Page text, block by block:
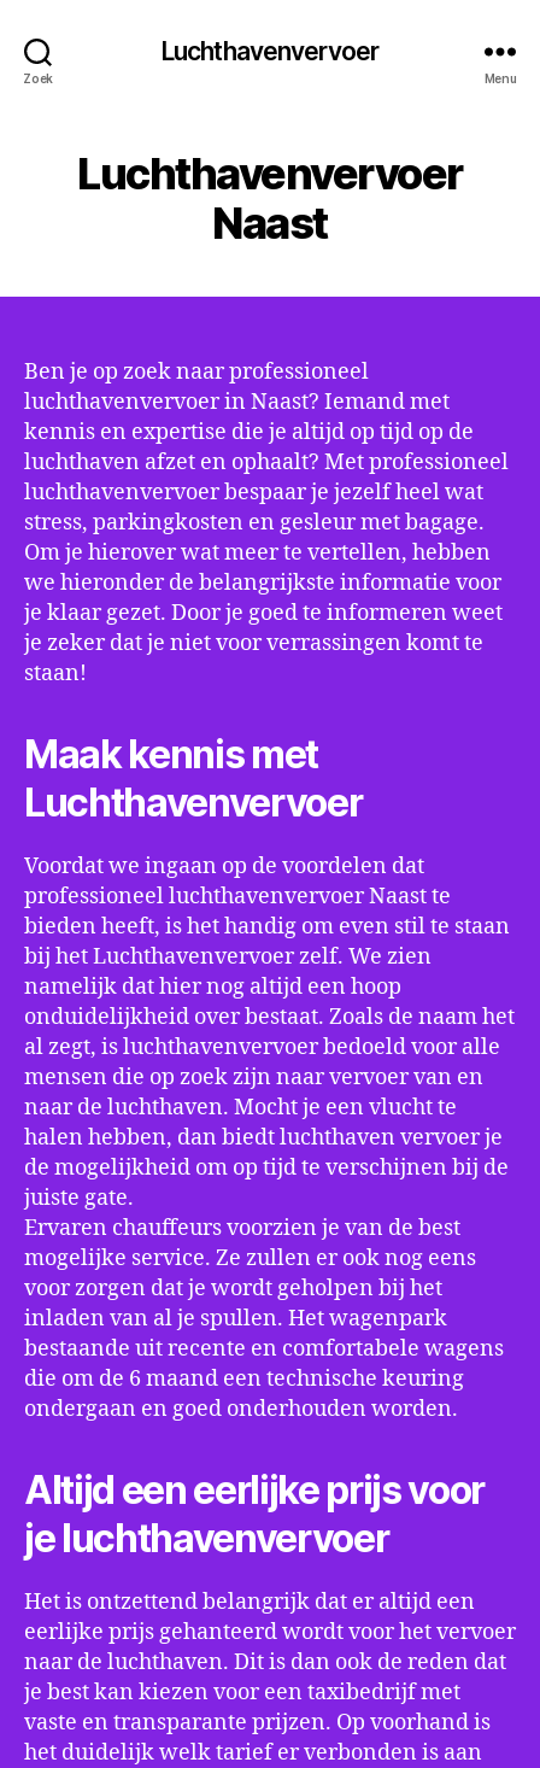
Zoek
Luchthavenvervoer
Menu
Luchthavenvervoer
Naast
Ben je op zoek naar professioneel
luchthavenvervoer in Naast? Iemand met
kennis en expertise die je altijd op tijd op de
luchthaven afzet en ophaalt? Met professioneel
luchthavenvervoer bespaar je jezelf heel wat
stress, parkingkosten en gesleur met bagage.
Om je hierover wat meer te vertellen, hebben
we hieronder de belangrijkste informatie voor
je klaar gezet. Door je goed te informeren weet
je zeker dat je niet voor verrassingen komt te
staan!
Maak kennis met
Luchthavenvervoer
Voordat we ingaan op de voordelen dat
professioneel luchthavenvervoer Naast te
bieden heeft, is het handig om even stil te staan
bij het Luchthavenvervoer zelf. We zien
namelijk dat hier nog altijd een hoop
onduidelijkheid over bestaat. Zoals de naam het
al zegt, is luchthavenvervoer bedoeld voor alle
mensen die op zoek zijn naar vervoer van en
naar de luchthaven. Mocht je een vlucht te
halen hebben, dan biedt luchthaven vervoer je
de mogelijkheid om op tijd te verschijnen bij de
juiste gate.
Ervaren chauffeurs voorzien je van de best
mogelijke service. Ze zullen er ook nog eens
voor zorgen dat je wordt geholpen bij het
inladen van al je spullen. Het wagenpark
bestaande uit recente en comfortabele wagens
die om de 6 maand een technische keuring
ondergaan en goed onderhouden worden.
Altijd een eerlijke prijs voor
je luchthavenvervoer
Het is ontzettend belangrijk dat er altijd een
eerlijke prijs gehanteerd wordt voor het vervoer
naar de luchthaven. Dit is dan ook de reden dat
je best kan kiezen voor een taxibedrijf met
vaste en transparante prijzen. Op voorhand is
het duidelijk welk tarief er verbonden is aan